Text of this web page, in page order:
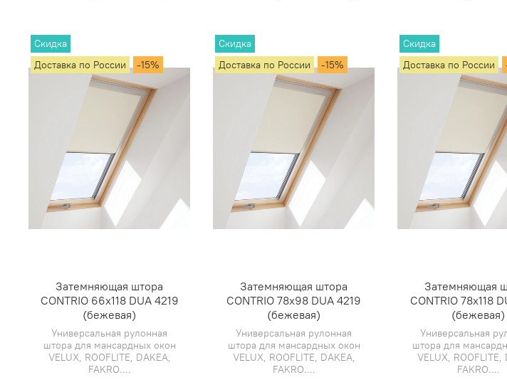
Скидка
Доставка по России
-15%
Затемняющая штора
CONTRIO 66х118 DUA 4219
(бежевая)
Универсальная рулонная
штора для мансардных окон
VELUX, ROOFLITE, DAKEA,
FAKRO....
Скидка
Доставка по России
-15%
Затемняющая штора
CONTRIO 78х98 DUA 4219
(бежевая)
Универсальная рулонная
штора для мансардных окон
VELUX, ROOFLITE, DAKEA,
FAKRO....
Скидка
Доставка по России
Затемняющая
CONTRIO 78х118
(бежевая)
Универсальная
штора для
VELUX, ROOFLITE,
FAKRO....